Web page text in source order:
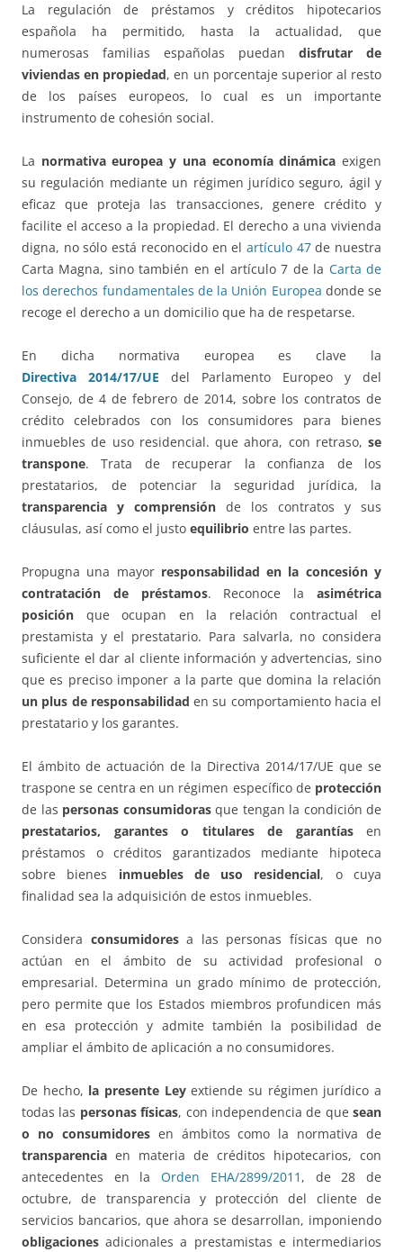
La regulación de préstamos y créditos hipotecarios
española ha permitido, hasta la actualidad, que
numerosas familias españolas puedan disfrutar de
viviendas en propiedad, en un porcentaje superior al resto
de los países europeos, lo cual es un importante
instrumento de cohesión social.
La normativa europea y una economía dinámica exigen
su regulación mediante un régimen jurídico seguro, ágil y
eficaz que proteja las transacciones, genere crédito y
facilite el acceso a la propiedad. El derecho a una vivienda
digna, no sólo está reconocido en el artículo 47de nuestra
Carta Magna, sino también en el artículo 7 de la Carta de
los derechos fundamentales de la Unión Europea donde se
recoge el derecho a un domicilio que ha de respetarse.
En dicha normativa europea es clave la
Directiva 2014/17/UE del Parlamento Europeo y del
Consejo, de 4 de febrero de 2014, sobre los contratos de
crédito celebrados con los consumidores para bienes
inmuebles de uso residencial. que ahora, con retraso, se
transpone. Trata de recuperar la confianza de los
prestatarios, de potenciar la seguridad jurídica, la
transparencia y comprensión de los contratos y sus
cláusulas, así como el justo equilibrio entre las partes.
Propugna una mayor responsabilidad en la concesión y
contratación de préstamos. Reconoce laasimétrica
posición que ocupan en la relación contractual el
prestamista y el prestatario. Para salvarla, no considera
suficiente el dar al cliente información y advertencias, sino
que es preciso imponer a la parte que domina la relación
un plus de responsabilidad en su comportamiento hacia el
prestatario y los garantes.
El ámbito de actuación de la Directiva 2014/17/UE que se
traspone se centra en un régimen específico de protección
de las personas consumidorasque tengan la condición de
prestatarios, garantes o titulares de garantíasen
préstamos o créditos garantizados mediante hipoteca
sobre bienes inmuebles de uso residencial, o cuya
finalidad sea la adquisición de estos inmuebles.
Considera consumidoresa las personas físicas que no
actúan en el ámbito de su actividad profesional o
empresarial. Determina un grado mínimo de protección,
pero permite que los Estados miembros profundicen más
en esa protección y admite también la posibilidad de
ampliar el ámbito de aplicación a no consumidores.
De hecho, la presente Leyextiende su régimen jurídico a
todas las personas físicas, con independencia de que sean
o no consumidoresen ámbitos como la normativa de
transparencia en materia de créditos hipotecarios, con
antecedentes en laOrden EHA/2899/2011 , de 28 de
octubre, de transparencia y protección del cliente de
servicios bancarios, que ahora se desarrollan, imponiendo
obligaciones adicionales a prestamistas e intermediarios